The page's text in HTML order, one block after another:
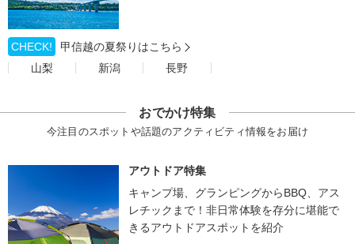
CHECK!
甲信越の夏祭りはこちら
山梨
新潟 長野
おでかけ特集
今注目のスポットや話題のアクティビティ情報をお届け
アウトドア特集
キャンプ場、グランピングからBBQ、アス
レチックまで！非日常体験を存分に堪能で
きるアウトドアスポットを紹介